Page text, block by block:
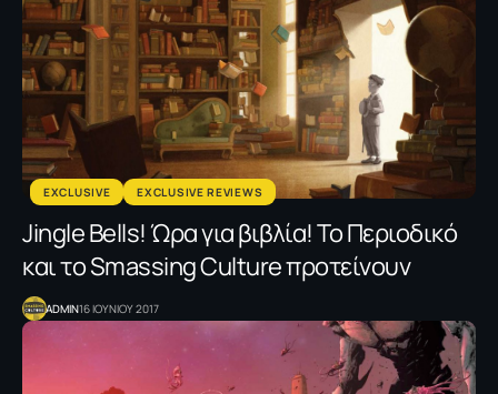
EXCLUSIVE EXCLUSIVE REVIEWS
Jingle Bells! Ώρα για βιβλία! Το Περιοδικό
και το Smassing Culture προτείνουν
ADMIN16 ΙΟΥΝΙΟΥ 2017